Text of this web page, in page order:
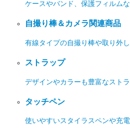
ケースやバンド、保護フィルム
自撮り棒＆カメラ関連商品
有線タイプの自撮り棒や取り外
ストラップ
デザインやカラーも豊富なスト
タッチペン
使いやすいスタイラスペンや充